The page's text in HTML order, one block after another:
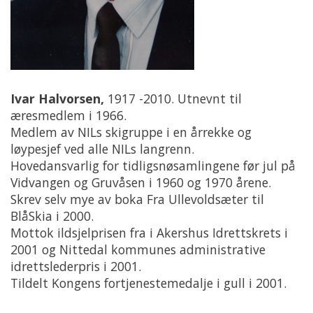
Ivar Halvorsen, 1917 -2010. Utnevnt til
æresmedlem i 1966.
Medlem av NILs skigruppe i en årrekke og
løypesjef ved alle NILs langrenn.
Hovedansvarlig for tidligsnøsamlingene før jul på
Vidvangen og Gruvåsen i 1960 og 1970 årene.
Skrev selv mye av boka Fra Ullevoldsæter til
BlåSkia i 2000.
Mottok ildsjelprisen fra i Akershus Idrettskrets i
2001 og Nittedal kommunes administrative
idrettslederpris i 2001.
Tildelt Kongens fortjenestemedalje i gull i 2001.